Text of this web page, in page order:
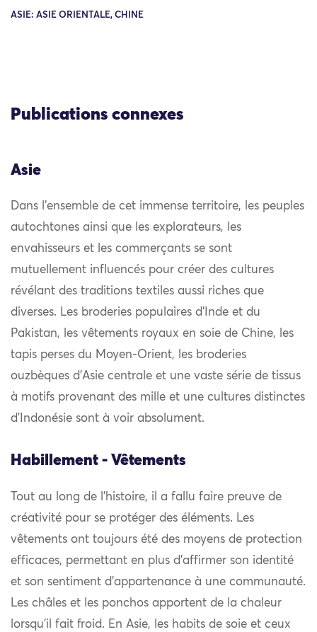
ASIE: ASIE ORIENTALE, CHINE
Publications connexes
Asie
Dans l’ensemble de cet immense territoire, les peuples
autochtones ainsi que les explorateurs, les
envahisseurs et les commerçants se sont
mutuellement influencés pour créer des cultures
révélant des traditions textiles aussi riches que
diverses. Les broderies populaires d’Inde et du
Pakistan, les vêtements royaux en soie de Chine, les
tapis perses du Moyen-Orient, les broderies
ouzbèques d’Asie centrale et une vaste série de tissus
à motifs provenant des mille et une cultures distinctes
d’Indonésie sont à voir absolument.
Habillement - Vêtements
Tout au long de l’histoire, il a fallu faire preuve de
créativité pour se protéger des éléments. Les
vêtements ont toujours été des moyens de protection
efficaces, permettant en plus d’affirmer son identité
et son sentiment d’appartenance à une communauté.
Les châles et les ponchos apportent de la chaleur
lorsqu’il fait froid. En Asie, les habits de soie et ceux